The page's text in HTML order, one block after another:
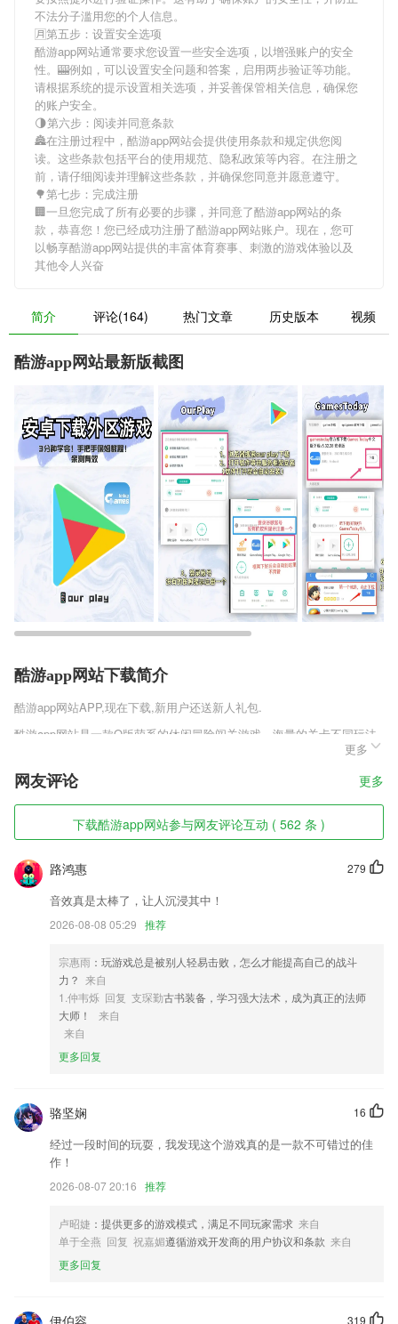
不法分子滥用您的个人信息。
🈷第五步：设置安全选项
酷游app网站通常要求您设置一些安全选项，以增强账户的安全
性。🎰例如，可以设置安全问题和答案，启用两步验证等功能。
请根据系统的提示设置相关选项，并妥善保管相关信息，确保您
的账户安全。
🌗第六步：阅读并同意条款
🏯在注册过程中， 酷游app网站会提供使用条款和规定供您阅
读。这些条款包括平台的使用规范、隐私政策等内容。在注册之
前，请仔细阅读并理解这些条款，并确保您同意并愿意遵守。
🌳第七步：完成注册
🏢一旦您完成了所有必要的步骤，并同意了酷游app网站的条
款，恭喜您！您已经成功注册了酷游app网站账户。现在，您可
以畅享酷游app网站提供的丰富体育赛事、刺激的游戏体验以及
其他令人兴奋
简介 评论(164) 热门文章 历史版本 视频
酷游app网站最新版截图
酷游app网站下载简介
酷游app网站APP,现在下载,新用户还送新人礼包.
酷游app网站是一款Q版萌系的休闲冒险闯关游戏，海量的关卡不同玩法
让你自由自在挑战，在游戏中有着一些邪恶的势力入侵各个星球，你需要
带着你的星宠一起并肩作战，打倒黑暗势力，让你在每个星球留下拯救传
奇神话，在这里受到各种族信仰力量，不断强大自己实力。
酷游app网站软件特色
1,支持 104 种语言的语音转写，与您设备的语言设置无关。
2,【聚焦收藏最佳图片】
3,能够全自动预约课程，能够在平台上边设定固定不动的教师为大伙儿订
制学习方案。
频，及时了解行业最新动态。
5,任务多多，超多每日任务为你刷新，任务越难，奖励越多，激励挑战。
6,免费注册，动动手指快速选择教练报名，不用排队
酷游app网站软件优势
2.及时了解学习情况
3.·保护孩子视力健康，让孩子减少电子产品使用
4.课后补习的你们，快用作业帮直播课！
5.操作也是很简单的，跟拍照差不多，人人都可以快速上手，学习更加的
6.教材全面解析，全面解决语文难题。
酷游app网站更新了什么?
修复发弹幕删除文字键盘自动隐藏BUG
更多
网友评论 更多
下载酷游app网站参与网友评论互动 ( 562 条 )
279
路鸿惠
音效真是太棒了，让人沉浸其中！
2026-08-08 05:29 推荐
宗惠雨 ：玩游戏总是被别人轻易击败，怎么才能提高自己的战斗
力？ 来自
1.仲韦烁 回复 支琛勤古书装备，学习强大法术，成为真正的法师
大师！
来自
来自
更多回复
16
骆坚娴
经过一段时间的玩耍，我发现这个游戏真的是一款不可错过的佳
作！
2026-08-07 20:16 推荐
卢昭婕 ：提供更多的游戏模式，满足不同玩家需求 来自
单于全燕 回复 祝嘉媚遵循游戏开发商的用户协议和条款 来自
更多回复
319
伊伯容